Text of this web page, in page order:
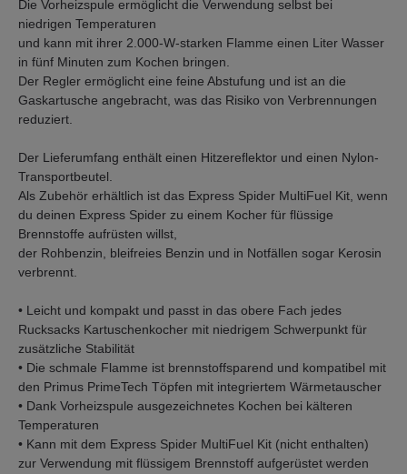
Die Vorheizspule ermöglicht die Verwendung selbst bei
niedrigen Temperaturen
und kann mit ihrer 2.000-W-starken Flamme einen Liter Wasser
in fünf Minuten zum Kochen bringen.
Der Regler ermöglicht eine feine Abstufung und ist an die
Gaskartusche angebracht, was das Risiko von Verbrennungen
reduziert.
Der Lieferumfang enthält einen Hitzereflektor und einen Nylon-
Transportbeutel.
Als Zubehör erhältlich ist das Express Spider MultiFuel Kit, wenn
du deinen Express Spider zu einem Kocher für flüssige
Brennstoffe aufrüsten willst,
der Rohbenzin, bleifreies Benzin und in Notfällen sogar Kerosin
verbrennt.
• Leicht und kompakt und passt in das obere Fach jedes
Rucksacks Kartuschenkocher mit niedrigem Schwerpunkt für
zusätzliche Stabilität
• Die schmale Flamme ist brennstoffsparend und kompatibel mit
den Primus PrimeTech Töpfen mit integriertem Wärmetauscher
• Dank Vorheizspule ausgezeichnetes Kochen bei kälteren
Temperaturen
• Kann mit dem Express Spider MultiFuel Kit (nicht enthalten)
zur Verwendung mit flüssigem Brennstoff aufgerüstet werden